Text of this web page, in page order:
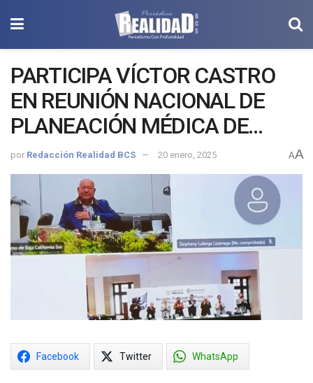
PARTICIPA VÍCTOR CASTRO
EN REUNIÓN NACIONAL DE
PLANEACIÓN MÉDICA DE
IMSS-BIENESTAR
por Redacción Realidad BCS 20 enero, 2025 AA
Facebook Twitter WhatsApp